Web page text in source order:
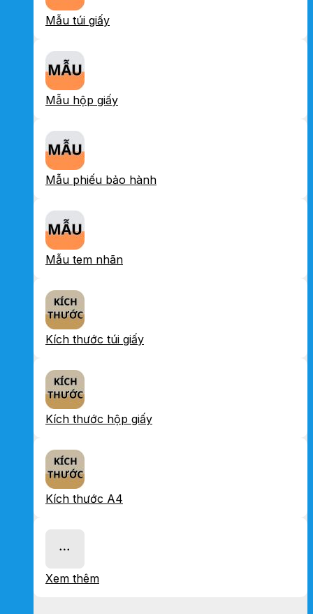
Mẫu túi giấy
Mẫu hộp giấy
Mẫu phiếu bảo hành
Mẫu tem nhãn
Kích thước túi giấy
Kích thước hộp giấy
Kích thước A4
Xem thêm